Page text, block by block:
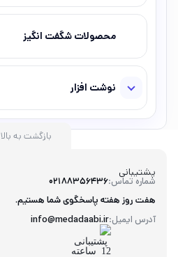
محصولات شگفت انگیز
نوشت افزار
پشتیبانی
شماره تماس:02188356436
آدرس ایمیل:info@medadaabi.ir
هفت روز هفته پاسخگوی شما هستیم.
بازگشت به بالا